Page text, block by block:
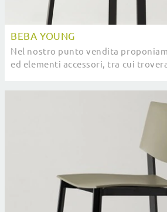
BEBA YOUNG
Nel nostro punto vendita
ed elementi accessori, tra cui